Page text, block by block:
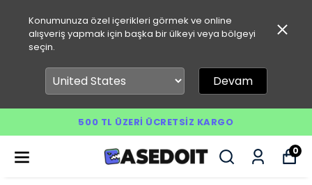
Konumunuza özel içerikleri görmek ve online
alışveriş yapmak için başka bir ülkeyi veya bölgeyi
seçin.
Devam
500 TL ÜZERI ÜCRETSIZ KARGO
0